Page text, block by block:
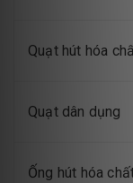
Quạt hút hóa
Quạt dân dụng
Ống hút hóa